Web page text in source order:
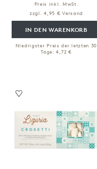
Preis inkl. MwSt.
zzgl. 4,95 € Versand
IN DEN WARENKORB
Niedrigster Preis der letzten 30
Tage: 4,72 €